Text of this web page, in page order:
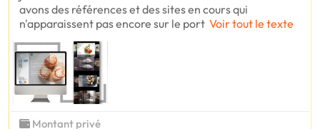
avons des références et des sites en cours qui
n'apparaissent pas encore sur le port Voir tout le texte
Montant privé